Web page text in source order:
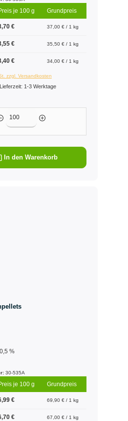
je 100 g Grundpreis
€ 37,00 € / 1 kg
€ 35,50 € / 1 kg
€ 34,00 € / 1 kg
zzgl. Versandkosten
1-3 Werktage
In den Warenkorb
%
30-535A
je 100 g Grundpreis
€ 69,90 € / 1 kg
€ 67,00 € / 1 kg